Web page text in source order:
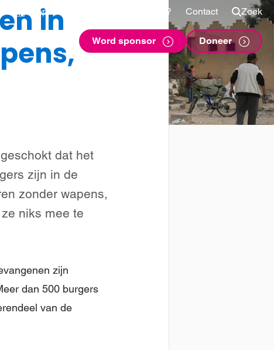
Shop Vragen? Contact Zoek
Word sponsor Doneer
in
dat het
zijn in de
zonder wapens,
niks mee te
zijn
dan 500 burgers
van de